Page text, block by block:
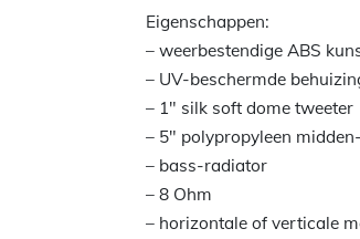
Eigenschappen:
– weerbestendige ABS
– UV-beschermde
– 1″ silk soft dome tweeter
– 5″ polypropyleen
– bass-radiator
– 8 Ohm
– horizontale of verticale